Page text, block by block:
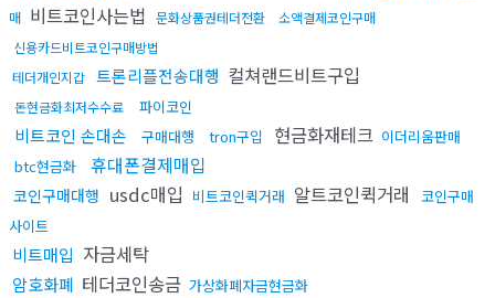
매 비트코인사는법 문화상품권테더전환
소액결제코인구매
신용카드비트코인구매방법
테더개인지갑 트론리플전송대행 컬쳐랜드비트구입
돈현금화최저수수료 파이코인
비트코인 손대손 구매대행 tron구입 현금화재테크 이더리움판매
btc현금화
휴대폰결제매입
코인구매대행 usdc매입 비트코인퀵거래 알트코인퀵거래
코인구매
사이트
비트매입 자금세탁
암호화폐 테더코인송금 가상화폐자금현금화